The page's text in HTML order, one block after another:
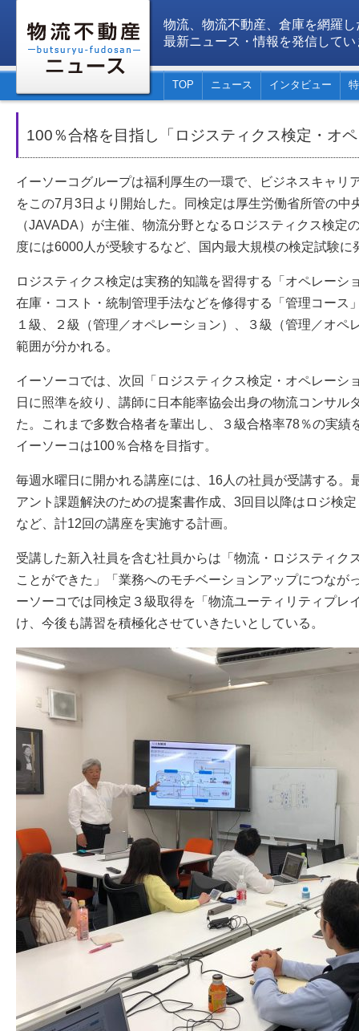
物流、物流不動産、倉庫を網羅し
最新ニュース・情報を発信してい
TOP ニュース インタビュー
100％合格を目指し「ロジスティクス検定・オ
イーソーコグループは福利厚生の一環で、ビジネスキャリ
をこの7月3日より開始した。同検定は厚生労働省所管の中
（JAVADA）が主催、物流分野となるロジスティクス検定
度には6000人が受験するなど、国内最大規模の検定試験に
ロジスティクス検定は実務的知識を習得する「オペレーシ
在庫・コスト・統制管理手法などを修得する「管理コース
１級、２級（管理／オペレーション）、３級（管理／オペ
範囲が分かれる。
イーソーコでは、次回「ロジスティクス検定・オペレーシ
日に照準を絞り、講師に日本能率協会出身の物流コンサル
た。これまで多数合格者を輩出し、３級合格率78％の実績
イーソーコは100％合格を目指す。
毎週水曜日に開かれる講座には、16人の社員が受講する。
アント課題解決のための提案書作成、3回目以降はロジ検
など、計12回の講座を実施する計画。
受講した新入社員を含む社員からは「物流・ロジスティク
ことができた」「業務へのモチベーションアップにつなが
ーソーコでは同検定３級取得を「物流ユーティリティプレ
け、今後も講習を積極化させていきたいとしている。